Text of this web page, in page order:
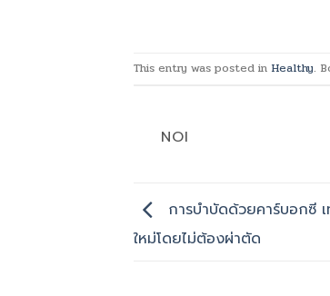
This entry was posted in Healthy.
NOI
การบำบัดด้วยคาร์บอกซี
ใหม่โดยไม่ต้องผ่าตัด